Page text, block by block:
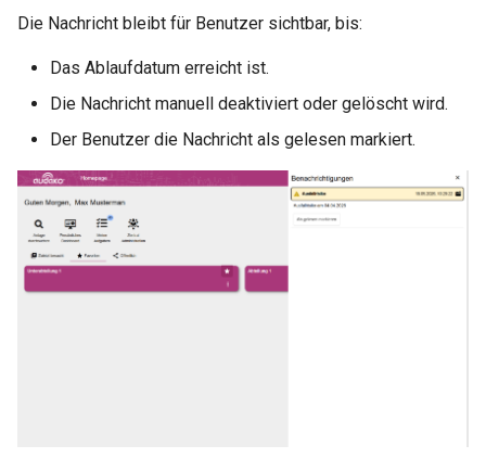
Die Nachricht bleibt für Benutzer sichtbar, bis:
Das Ablaufdatum erreicht ist.
Die Nachricht manuell deaktiviert oder gelöscht wird.
Der Benutzer die Nachricht als gelesen markiert.